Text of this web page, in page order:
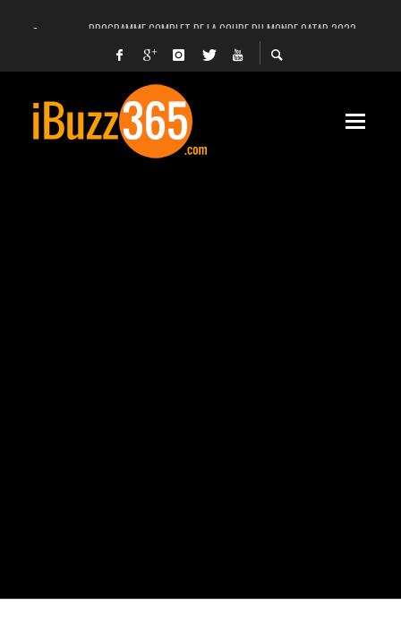
PROGRAMME COMPLET DE LA COUPE DU MONDE QATAR 2022
FACEBOOK, INSTAGRAM ET WHATSAPP HORS SERVICE! EST-CE UNE CYBER-
UNE VIDÉO 4K MONTRE LA PLANÈTE MARS EN ULTRA-HAUTE DÉFINITION
LANCEMENT DU PREMIER VOL HABITÉ DE SPACEX
DÉCÈS DE L’EX-PRÉSIDENT ZINE EL ABIDINE BEN ALI, SERA-T-IL ENTERRÉ EN